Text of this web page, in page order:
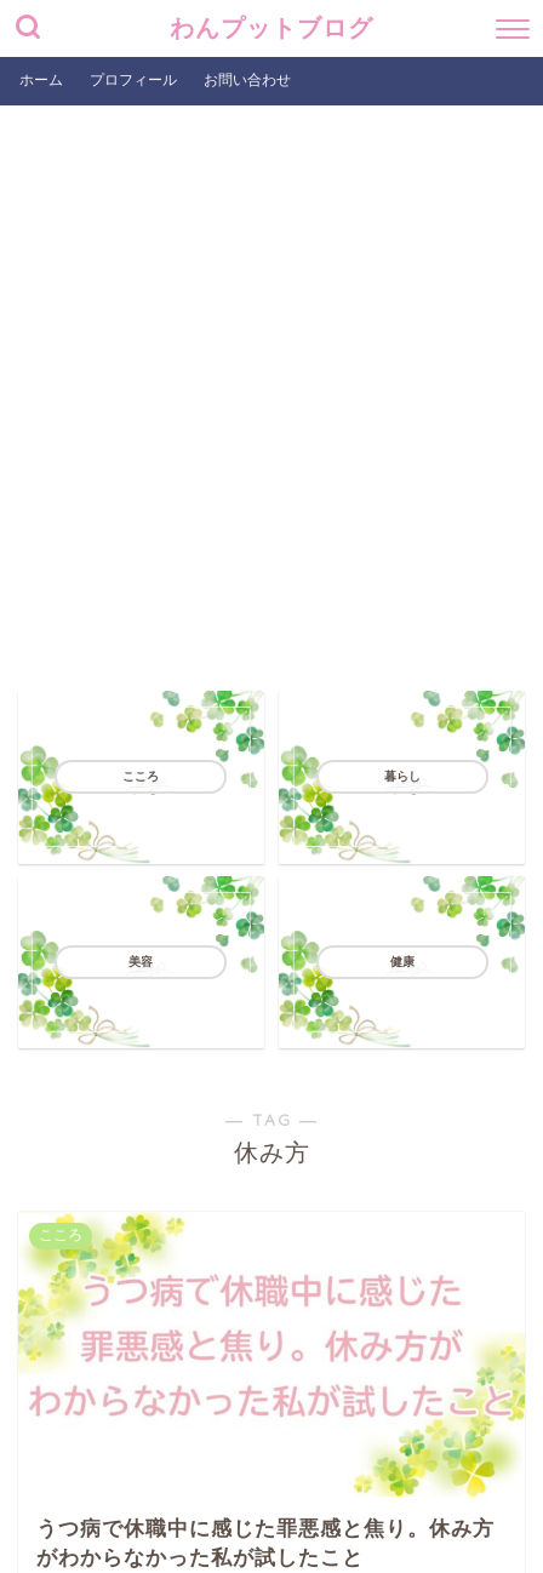
わんプットブログ
ホーム プロフィール お問い合わせ
こころ 暮らし
美容 健康
― TAG ―
休み方
こころ
うつ病で休職中に感じた罪悪感と焦り。休み方
がわからなかった私が試したこと